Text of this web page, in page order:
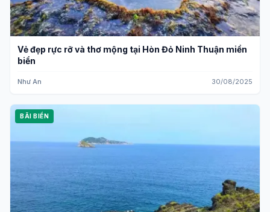
Vẻ đẹp rực rỡ và thơ mộng tại Hòn Đỏ Ninh Thuận miền
biển
Như An 30/08/2025
BÃI BIỂN